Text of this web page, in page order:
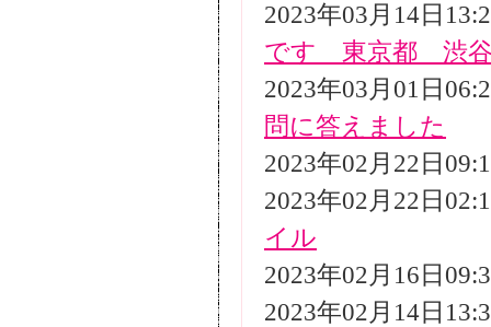
2023年03月14日
です 東京都 渋
2023年03月01日
問に答えました
2023年02月22日
2023年02月22日
イル
2023年02月16日
2023年02月14日